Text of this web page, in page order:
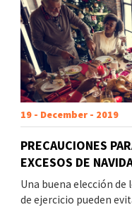
19 - December - 2019
PRECAUCIONES
EXCESOS DE
Una buena elección
de ejercicio pueden